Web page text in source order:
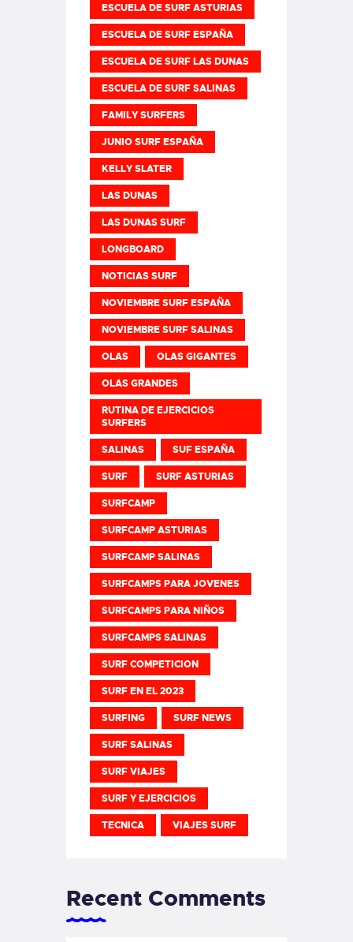
ESCUELA DE SURF ASTURIAS
ESCUELA DE SURF ESPAÑA
ESCUELA DE SURF LAS DUNAS
ESCUELA DE SURF SALINAS
FAMILY SURFERS
JUNIO SURF ESPAÑA
KELLY SLATER
LAS DUNAS
LAS DUNAS SURF
LONGBOARD
NOTICIAS SURF
NOVIEMBRE SURF ESPAÑA
NOVIEMBRE SURF SALINAS
OLAS OLAS GIGANTES
OLAS GRANDES
RUTINA DE EJERCICIOS
SURFERS
SALINAS SUF ESPAÑA
SURF SURF ASTURIAS
SURFCAMP
SURFCAMP ASTURIAS
SURFCAMP SALINAS
SURFCAMPS PARA JOVENES
SURFCAMPS PARA NIÑOS
SURFCAMPS SALINAS
SURF COMPETICION
SURF EN EL 2023
SURFING SURF NEWS
SURF SALINAS
SURF VIAJES
SURF Y EJERCICIOS
TECNICA VIAJES SURF
Recent Comments